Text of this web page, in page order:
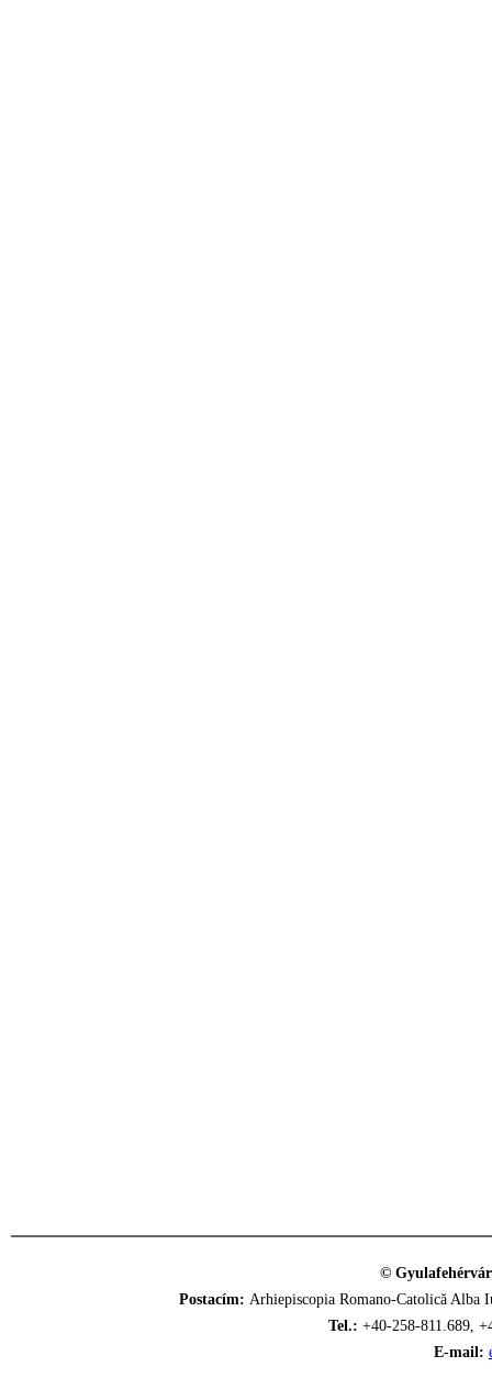
©
Postacím: Arhiepiscopia Romano-Catolică
Tel.: +40-258-811.689,
E-mail: